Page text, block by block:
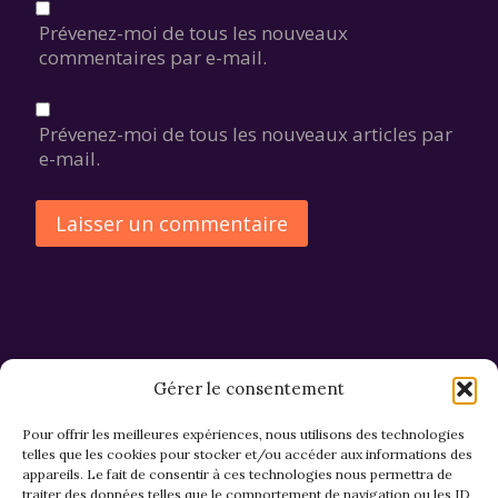
Gérer le consentement
Pour offrir les meilleures expériences, nous utilisons des technologies
telles que les cookies pour stocker et/ou accéder aux informations des
appareils. Le fait de consentir à ces technologies nous permettra de
traiter des données telles que le comportement de navigation ou les ID
Prévenez-moi de tous les nouveaux
commentaires par e-mail.
Prévenez-moi de tous les nouveaux articles par
e-mail.